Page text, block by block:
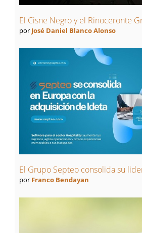
El Cisne Negro y el Rinoceronte
por José Daniel Blanco Alonso
El Grupo Septeo consolida su
por Franco Bendayan